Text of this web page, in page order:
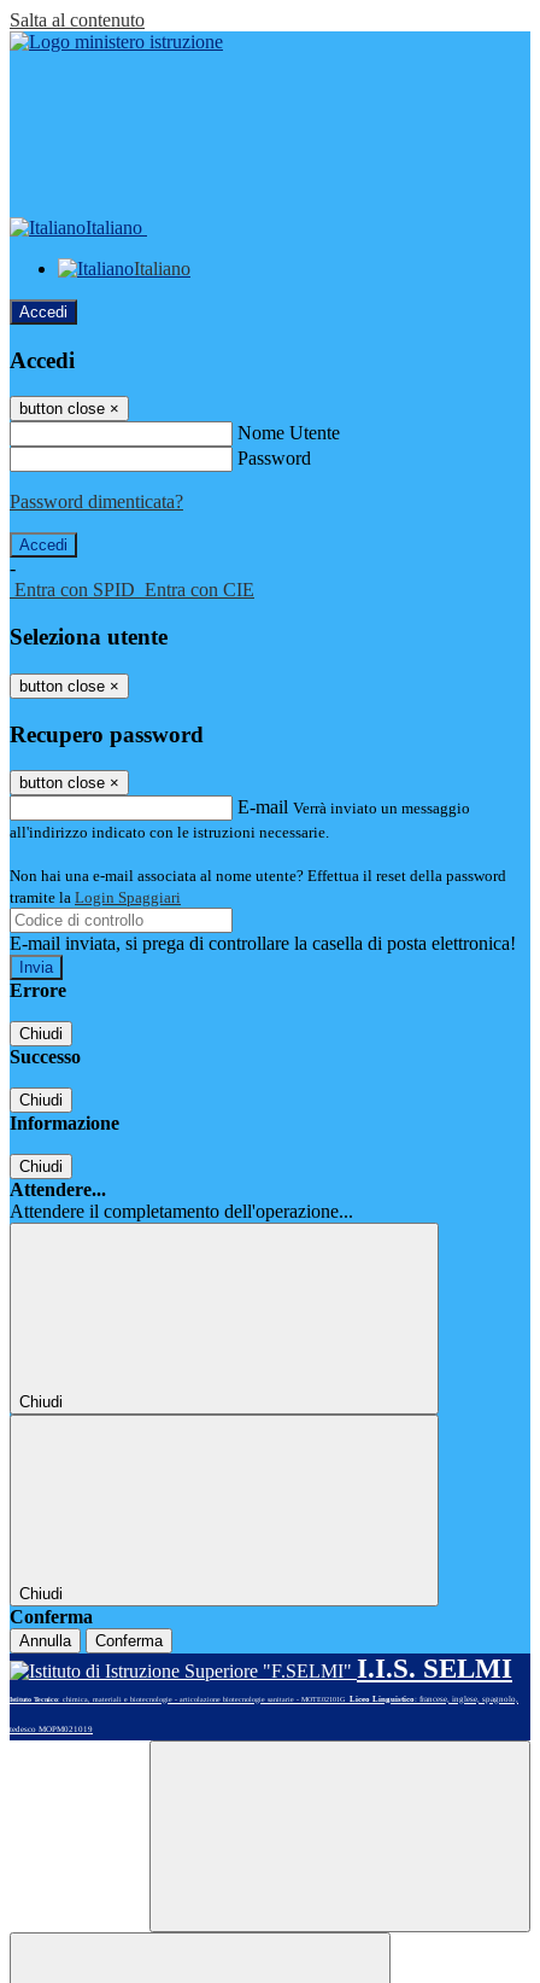
Salta al contenuto
Italiano
Italiano
Accedi
Accedi
button close ×
Nome Utente
Password
Password dimenticata?
-
Entra con SPID Entra con CIE
Seleziona utente
button close ×
Recupero password
button close ×
E-mail Verrà inviato un messaggio
all'indirizzo indicato con le istruzioni necessarie.
Non hai una e-mail associata al nome utente? Effettua il reset della password
tramite la Login Spaggiari
E-mail inviata, si prega di controllare la casella di posta elettronica!
Errore
Chiudi
Successo
Chiudi
Informazione
Chiudi
Attendere...
Attendere il completamento dell'operazione...
Chiudi
Chiudi
Conferma
Annulla Conferma
I.I.S. SELMI
Istituto Tecnico: chimica, materiali e biotecnologie - articolazione biotecnologie sanitarie - MOTE02101G Liceo Linguistico: francese, inglese, spagnolo,
tedesco MOPM021019